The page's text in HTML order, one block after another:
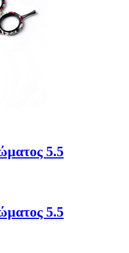
5.5
5.5